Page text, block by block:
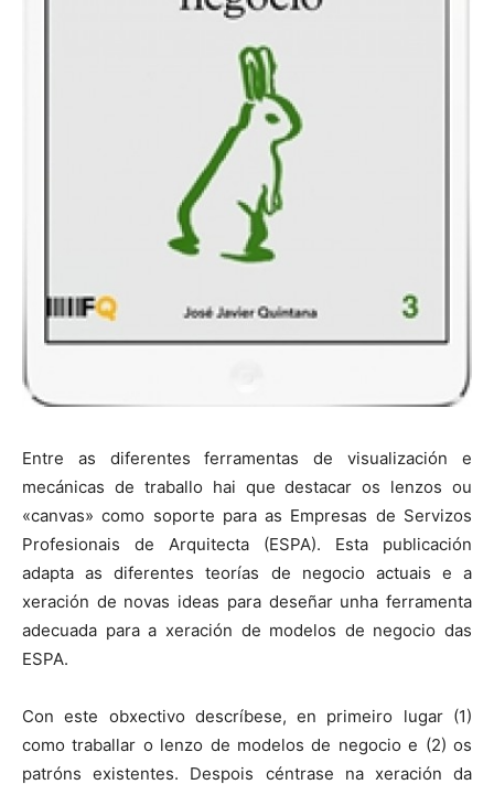
Entre as diferentes ferramentas de visualización e
mecánicas de traballo hai que destacar os lenzos ou
«canvas» como soporte para as Empresas de Servizos
Profesionais de Arquitecta (ESPA). Esta publicación
adapta as diferentes teorías de negocio actuais e a
xeración de novas ideas para deseñar unha ferramenta
adecuada para a xeración de modelos de negocio das
ESPA.
Con este obxectivo descríbese, en primeiro lugar (1)
como traballar o lenzo de modelos de negocio e (2) os
patróns existentes. Despois céntrase na xeración da